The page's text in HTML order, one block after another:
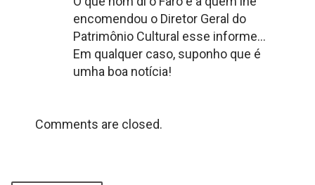
encomendou o Diretor Geral do
Patrimônio Cultural esse informe…
Em qualquer caso, suponho que é
umha boa notícia!
Comments are closed.